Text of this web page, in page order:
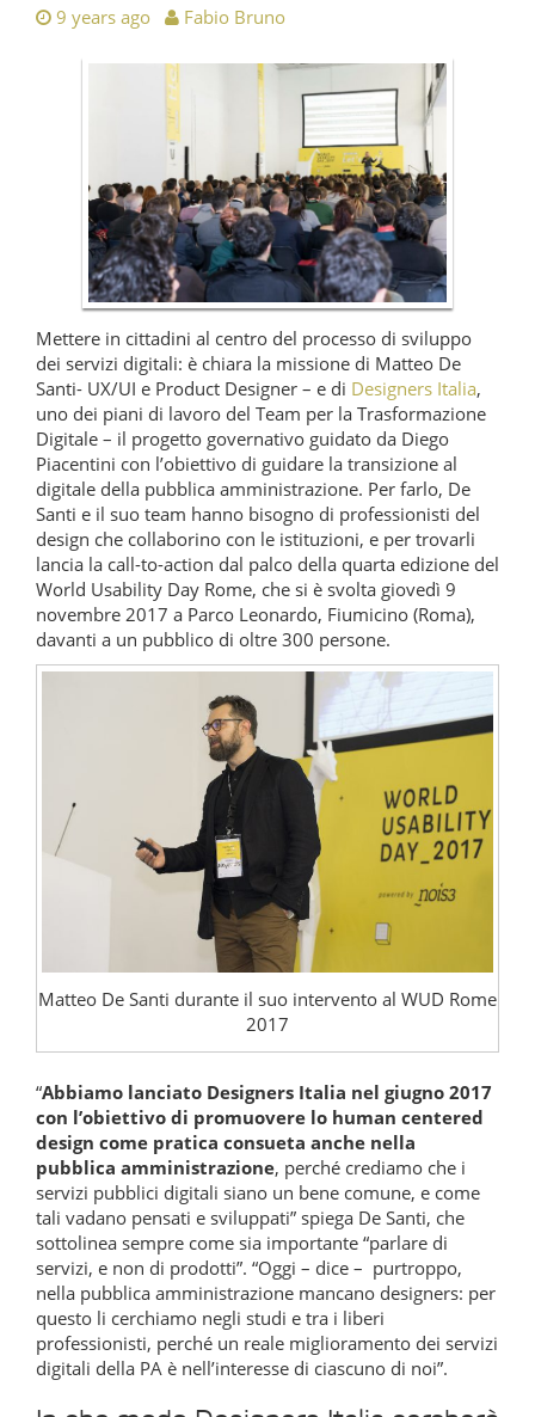
9 years ago Fabio Bruno
Mettere in cittadini al centro del processo di sviluppo
dei servizi digitali: è chiara la missione di Matteo De
Santi- UX/UI e Product Designer – e di Designers Italia,
uno dei piani di lavoro del Team per la Trasformazione
Digitale – il progetto governativo guidato da Diego
Piacentini con l’obiettivo di guidare la transizione al
digitale della pubblica amministrazione. Per farlo, De
Santi e il suo team hanno bisogno di professionisti del
design che collaborino con le istituzioni, e per trovarli
lancia la call-to-action dal palco della quarta edizione del
World Usability Day Rome, che si è svolta giovedì 9
novembre 2017 a Parco Leonardo, Fiumicino (Roma),
davanti a un pubblico di oltre 300 persone.
Matteo De Santi durante il suo intervento al WUD Rome
2017
“Abbiamo lanciato Designers Italia nel giugno 2017
con l’obiettivo di promuovere lo human centered
design come pratica consueta anche nella
pubblica amministrazione, perché crediamo che i
servizi pubblici digitali siano un bene comune, e come
tali vadano pensati e sviluppati” spiega De Santi, che
sottolinea sempre come sia importante “parlare di
servizi, e non di prodotti”. “Oggi – dice – purtroppo,
nella pubblica amministrazione mancano designers: per
questo li cerchiamo negli studi e tra i liberi
professionisti, perché un reale miglioramento dei servizi
digitali della PA è nell’interesse di ciascuno di noi”.